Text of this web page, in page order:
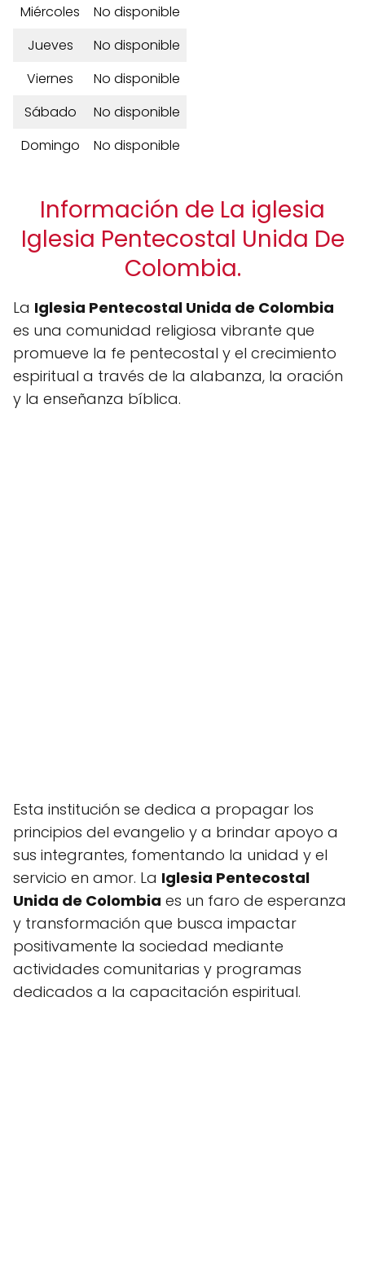
Miércoles
No disponible
Jueves
No disponible
Viernes
No disponible
Sábado
No disponible
Domingo
No disponible
Información de La iglesia
Iglesia Pentecostal Unida De
Colombia.
La Iglesia Pentecostal Unida de Colombia
es una comunidad religiosa vibrante que
promueve la fe pentecostal y el crecimiento
espiritual a través de la alabanza, la oración
y la enseñanza bíblica.
Esta institución se dedica a propagar los
principios del evangelio y a brindar apoyo a
sus integrantes, fomentando la unidad y el
servicio en amor. La Iglesia Pentecostal
Unida de Colombia es un faro de esperanza
y transformación que busca impactar
positivamente la sociedad mediante
actividades comunitarias y programas
dedicados a la capacitación espiritual.